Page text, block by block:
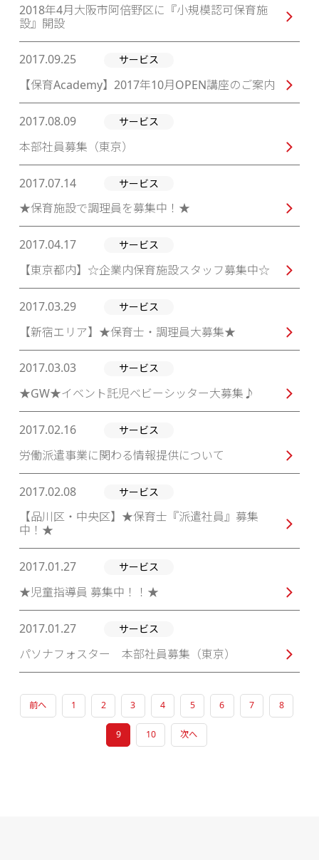
2018年4月大阪市阿倍野区に『小規模認可保育施
設』開設
2017.09.25 サービス
【保育Academy】2017年10月OPEN講座のご案内
2017.08.09 サービス
本部社員募集（東京）
2017.07.14 サービス
★保育施設で調理員を募集中！★
2017.04.17 サービス
【東京都内】☆企業内保育施設スタッフ募集中☆
2017.03.29 サービス
【新宿エリア】★保育士・調理員大募集★
2017.03.03 サービス
★GW★イベント託児ベビーシッター大募集♪
2017.02.16 サービス
労働派遣事業に関わる情報提供について
2017.02.08 サービス
【品川区・中央区】★保育士『派遣社員』募集
中！★
2017.01.27 サービス
★児童指導員 募集中！！★
2017.01.27 サービス
パソナフォスター 本部社員募集（東京）
前へ 1 2 3 4 5 6 7 8
9 10 次へ